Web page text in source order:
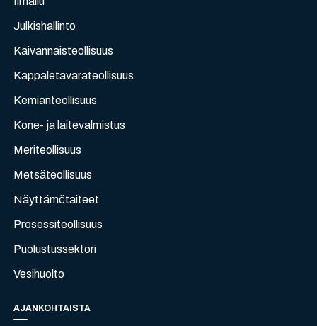
Julkishallinto
Kaivannaisteollisuus
Kappaletavarateollisuus
Kemianteollisuus
Kone- ja laitevalmistus
Meriteollisuus
Metsäteollisuus
Näyttämötaiteet
Prosessiteollisuus
Puolustussektori
Vesihuolto
AJANKOHTAISTA